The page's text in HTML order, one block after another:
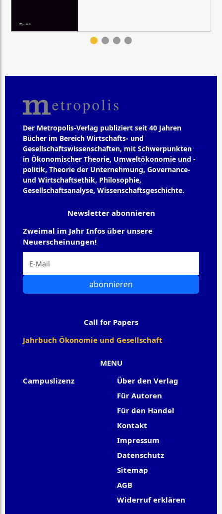
Der Metropolis-Verlag publiziert seit 40 Jahren
Bücher im Bereich Wirtschafts- und
Gesellschaftswissenschaften, mit Schwerpunkten
in Ökonomischer Theorie, Umweltökonomie und -
politik, Theorie der Unternehmung, Governance-
und Wirtschaftsethik, Philosophie,
Gesellschaftsanalyse, Wissenschaftsgeschichte.
MENU
Campuslizenz
Über den Verlag
Für Autoren
Für den Handel
Kontakt
Impressum
Datenschutz
Sitemap
AGB
Widerruf erklären
Newsletter abonnieren
Zweimal im Jahr Infos über unsere
Neuerscheinungen!
abonnieren
Call for Papers
Jahrbuch Ökonomie und Gesellschaft